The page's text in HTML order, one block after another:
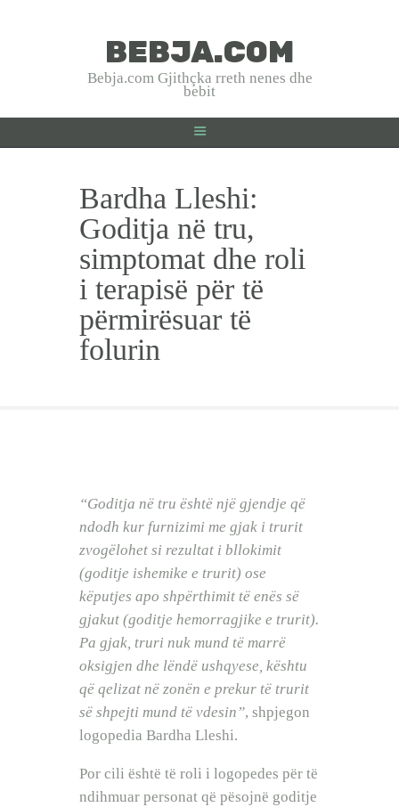
BEBJA.COM
Bebja.com Gjithçka rreth nenes dhe
bebit
Bardha Lleshi:
Goditja në tru,
simptomat dhe roli
i terapisë për të
përmirësuar të
folurin
BEBJA.COM
SHTATZANIA
LINDJA
BEBJA
USHQYERJA
PRINDËR
SHËNDET
EMRA SHQIP
“Goditja në tru është një gjendje që
ndodh kur furnizimi me gjak i trurit
zvogëlohet si rezultat i bllokimit
(goditje ishemike e trurit) ose
këputjes apo shpërthimit të enës së
gjakut (goditje hemorragjike e trurit).
Pa gjak, truri nuk mund të marrë
oksigjen dhe lëndë ushqyese, kështu
që qelizat në zonën e prekur të trurit
së shpejti mund të vdesin”, shpjegon
logopedia Bardha Lleshi.
Por cili është të roli i logopedes për të
ndihmuar personat që pësojnë goditje